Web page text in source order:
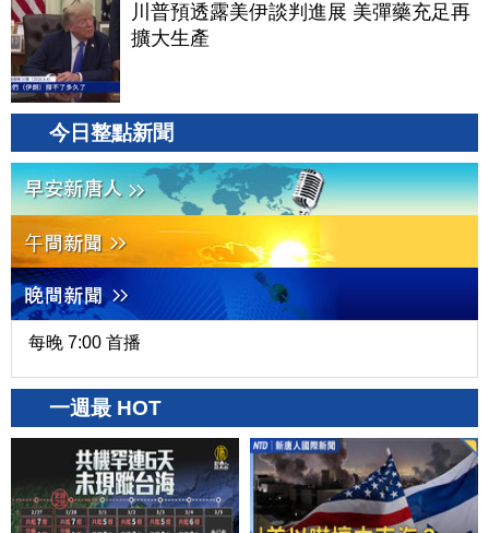
川普預透露美伊談判進展 美彈藥充足再
擴大生產
今日整點新聞
每晚 7:00 首播
一週最 HOT